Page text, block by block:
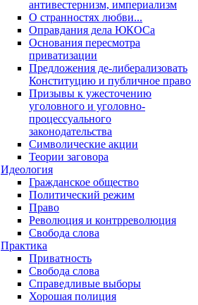
антивестернизм, империализм
О странностях любви...
Оправдания дела ЮКОСа
Основания пересмотра
приватизации
Предложения де-либерализовать
Конституцию и публичное право
Призывы к ужесточению
уголовного и уголовно-
процессуального
законодательства
Символические акции
Теории заговора
Идеология
Гражданское общество
Политический режим
Право
Революция и контрреволюция
Свобода слова
Практика
Приватность
Свобода слова
Справедливые выборы
Хорошая полиция